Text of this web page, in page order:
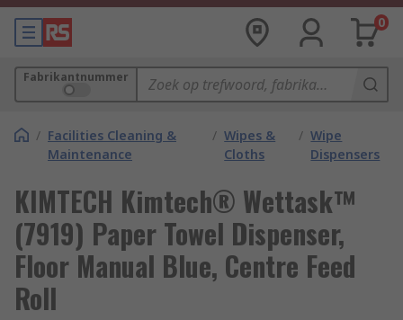
0
Fabrikantnummer
/ Facilities Cleaning &
Maintenance
/ Wipes &
Cloths
/ Wipe
Dispensers
KIMTECH Kimtech® Wettask™
(7919) Paper Towel Dispenser,
Floor Manual Blue, Centre Feed
Roll